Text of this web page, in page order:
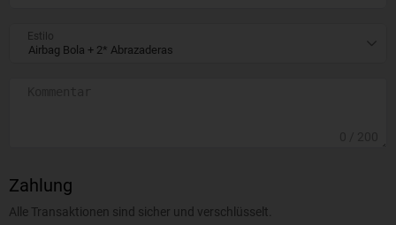
Estilo
Zahlung
Alle Transaktionen sind sicher und verschlüsselt.